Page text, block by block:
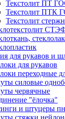
Текстолит ПТ
Текстолит ПТК
Текстолит
для рукавов и
для рукавов
переходные
силовые
червячные
"ёлочка"
и штуцеры
стяжки